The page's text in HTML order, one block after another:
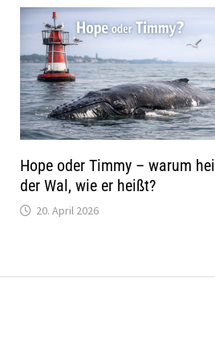
Hope oder Timmy – warum
der Wal, wie er heißt?
20. April 2026